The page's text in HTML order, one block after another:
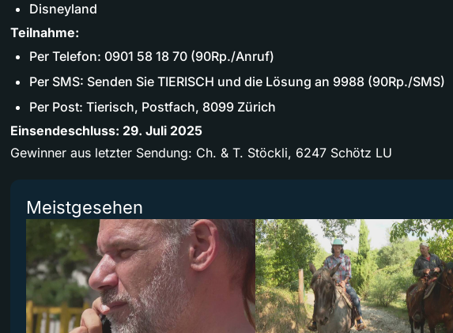
Disneyland
Teilnahme:
Per Telefon: 0901 58 18 70 (90Rp./Anruf)
Per SMS: Senden Sie TIERISCH und die Lösung an 9988 (90Rp./SMS)
Per Post: Tierisch, Postfach, 8099 Zürich
Einsendeschluss: 29. Juli 2025
Gewinner aus letzter Sendung: Ch. & T. Stöckli, 6247 Schötz LU
Meistgesehen